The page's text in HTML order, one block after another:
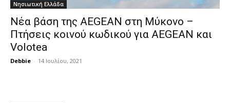
Νησιωτική Ελλάδα
Νέα βάση της AEGEAN στη Μύκονο –
Πτήσεις κοινού κωδικού για AEGEAN και
Volotea
Debbie - 14 Ιουλίου, 2021